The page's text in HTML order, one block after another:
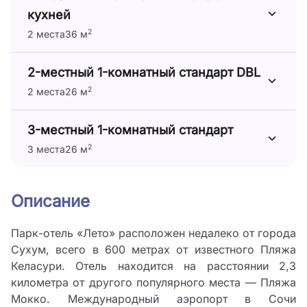
кухней
2 места36 м2
2-местный 1-комнатный стандарт DBL
2 места26 м2
3-местный 1-комнатный стандарт
3 места26 м2
Описание
Парк-отель «Лето» расположен недалеко от города
Сухум, всего в 600 метрах от известного Пляжа
Келасури. Отель находится на расстоянии 2,3
километра от другого популярного места — Пляжа
Мокко. Международный аэропорт в Сочи